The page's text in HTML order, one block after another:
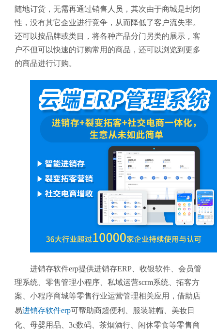
随地订货，无需再通过销售人员，其次由于商城是封闭
性，没有其它企业进行竞争，从而降低了客户流失率。
还可以按品牌或类目，将各种产品分门另类的展示，客
户不但可以快速的订购常用的商品，还可以浏览到更多
的商品进行订购。
进销存软件erp提供进销存ERP、收银软件、会员管
理系统、零售管理小程序、私域运营scrm系统、拓客方
案、小程序商城等零售行业运营管理相关应用，借助店
易进销存软件erp可帮助商超便利、服装鞋帽、美妆日
化、母婴用品、3c数码、茶烟酒行、闲休零食等零售商